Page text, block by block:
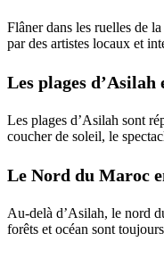
Flâner dans les ruelles de
par des artistes locaux et
Les plages
Les plages d’Asilah sont
coucher de soleil, le
Le Nord du Maroc
Au-delà d’Asilah, le nord
forêts et océan sont